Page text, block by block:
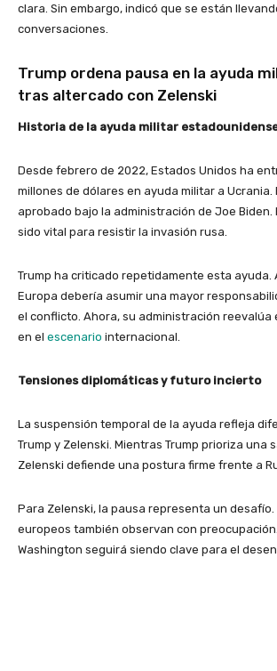
clara. Sin embargo, indicó que se están
conversaciones.
Trump ordena pausa en la ayuda
tras altercado con Zelenski
Historia de la ayuda militar
Desde febrero de 2022, Estados Unidos ha
millones de dólares en ayuda militar a Ucrania.
aprobado bajo la administración de Joe Biden.
sido vital para resistir la invasión rusa.
Trump ha criticado repetidamente esta ayuda.
Europa debería asumir una mayor
el conflicto. Ahora, su administración reevalúa
en el escenario internacional.
Tensiones diplomáticas y futuro incierto
La suspensión temporal de la ayuda refleja
Trump y Zelenski. Mientras Trump prioriza una
Zelenski defiende una postura firme frente a
Para Zelenski, la pausa representa un desafío.
europeos también observan con
Washington seguirá siendo clave para el